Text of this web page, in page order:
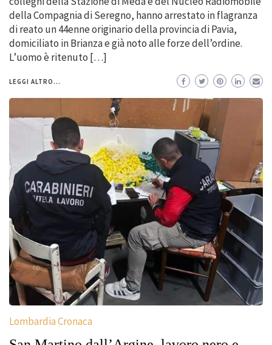
della Compagnia di Seregno, hanno arrestato in flagranza
di reato un 44enne originario della provincia di Pavia,
domiciliato in Brianza e già noto alle forze dell’ordine.
L’uomo è ritenuto […]
LEGGI ALTRO...
Lombardia Cronaca